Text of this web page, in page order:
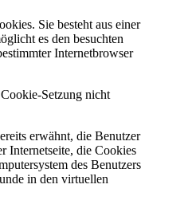
Sie besteht aus einer
es den besuchten
Internetbrowser
Setzung nicht
erwähnt, die Benutzer
Internetseite, die Cookies
des Benutzers
in den virtuellen